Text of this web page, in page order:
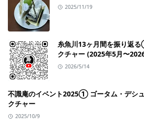
2025/11/19
糸魚川13ヶ月間を振り返
クチャー (2025年5月〜
2026/5/14
不識庵のイベント2025① ゴータム・デシ
クチャー
2025/10/9